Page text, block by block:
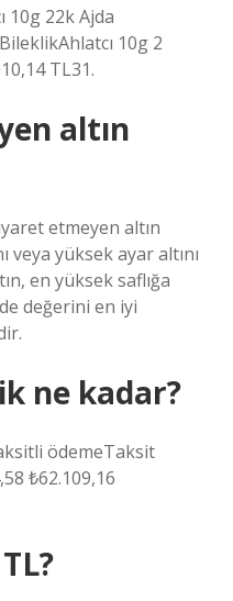
10g 22k Ajda
10g 2
TL31.
altın
etmeyen altın
veya yüksek ayar altını
en yüksek saflığa
değerini en iyi
ne kadar?
ödemeTaksit
₺62.109,16